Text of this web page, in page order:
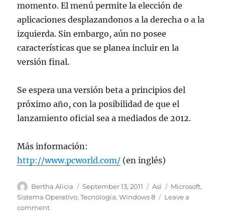
momento. El menú permite la elección de
aplicaciones desplazandonos a la derecha o a la
izquierda. Sin embargo, aún no posee
características que se planea incluir en la
versión final.
Se espera una versión beta a principios del
próximo año, con la posibilidad de que el
lanzamiento oficial sea a mediados de 2012.
Más información:
http://www.pcworld.com/ (en inglés)
Author
Bertha Alicia
Posted
on
September 13, 2011 Categories
Así Tags
Microsoft,
Sistema Operativo,Tecnología,Windows 8
Leave a
commenton